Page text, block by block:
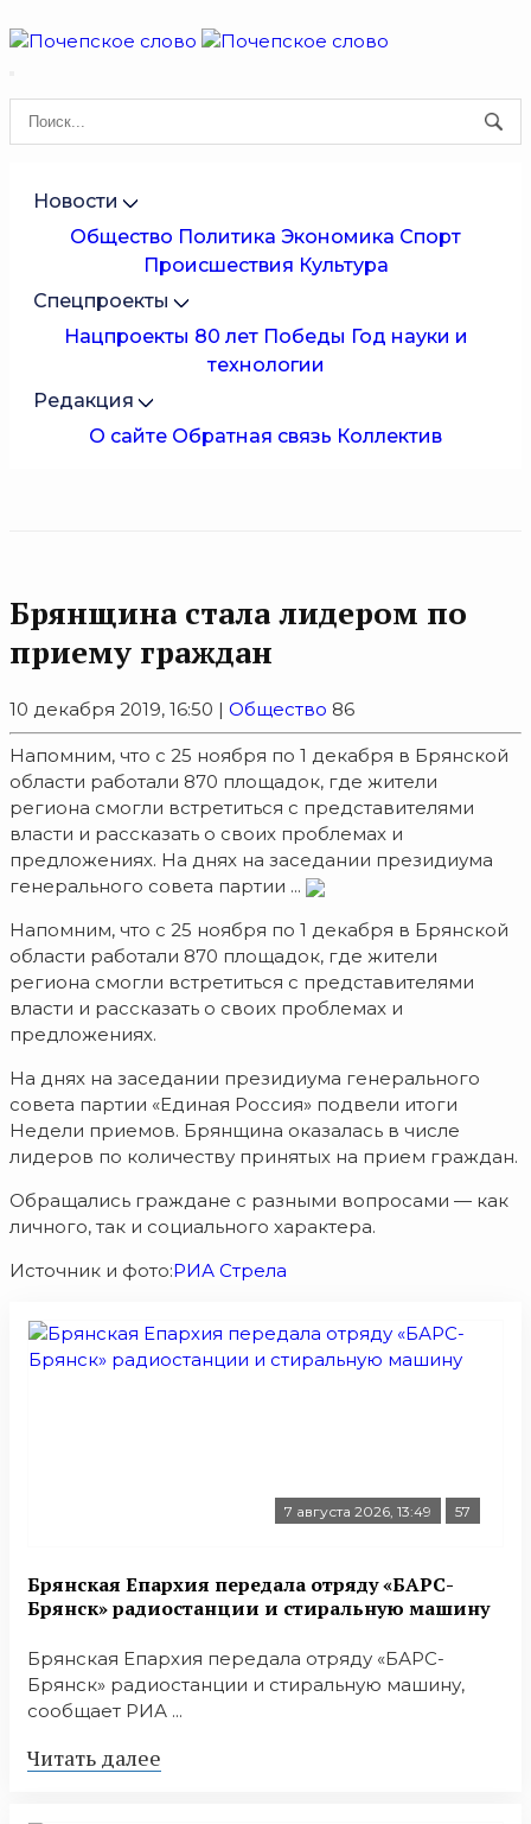
Новости
Общество Политика Экономика Спорт
Происшествия Культура
Спецпроекты
Нацпроекты 80 лет Победы Год науки и
технологии
Редакция
О сайте Обратная связь Коллектив
Брянщина стала лидером по
приему граждан
10 декабря 2019, 16:50 | Общество 86
Напомним, что с 25 ноября по 1 декабря в Брянской
области работали 870 площадок, где жители
региона смогли встретиться с представителями
власти и рассказать о своих проблемах и
предложениях. На днях на заседании президиума
генерального совета партии ...
Напомним, что с 25 ноября по 1 декабря в Брянской
области работали 870 площадок, где жители
региона смогли встретиться с представителями
власти и рассказать о своих проблемах и
предложениях.
На днях на заседании президиума генерального
совета партии «Единая Россия» подвели итоги
Недели приемов. Брянщина оказалась в числе
лидеров по количеству принятых на прием граждан.
Обращались граждане с разными вопросами — как
личного, так и социального характера.
Источник и фото:РИА Стрела
7 августа 2026, 13:49 57
Брянская Епархия передала отряду «БАРС-
Брянск» радиостанции и стиральную машину
Брянская Епархия передала отряду «БАРС-
Брянск» радиостанции и стиральную машину,
сообщает РИА ...
Читать далее